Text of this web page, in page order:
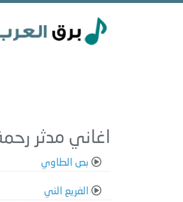
اغاني مدثر
بص الطاوي
الفريع الني